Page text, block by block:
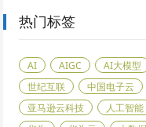
热门标签
AI AIGC AI大模型
世纪互联
中国电子云
亚马逊云科技
人工智能